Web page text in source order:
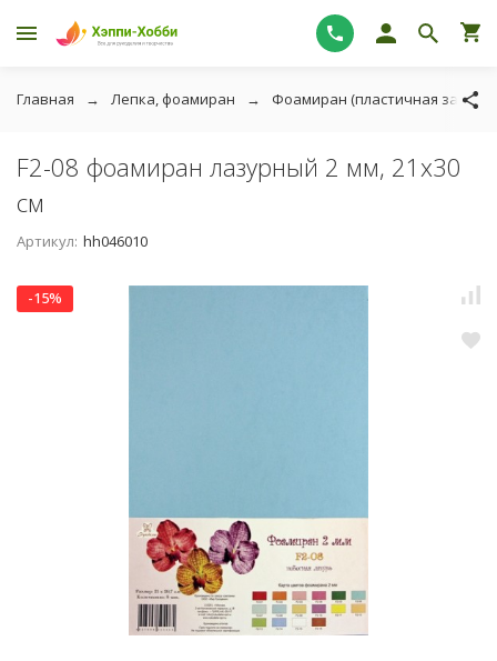
Главная Лепка, фоамиран Фоамиран (пластичная замша)
F2-08 фоамиран лазурный 2 мм, 21х30
см
Артикул: hh046010
-15%